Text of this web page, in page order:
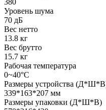
Уровень шума
70 дБ
Вес нетто
13.8 кг
Вес брутто
15.7 кг
Рабочая температура
0~40°C
Размеры устройства
339*163*207 мм
Размеры упаковки (Д*Ш*В)